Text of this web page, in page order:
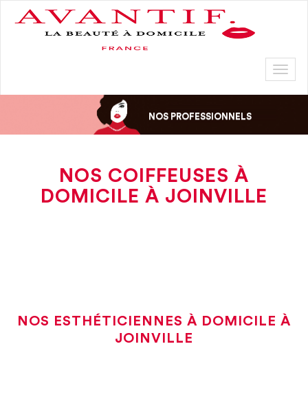
NOS PROFESSIONNELS
NOS COIFFEUSES À
DOMICILE À JOINVILLE
NOS ESTHÉTICIENNES À DOMICILE À
JOINVILLE